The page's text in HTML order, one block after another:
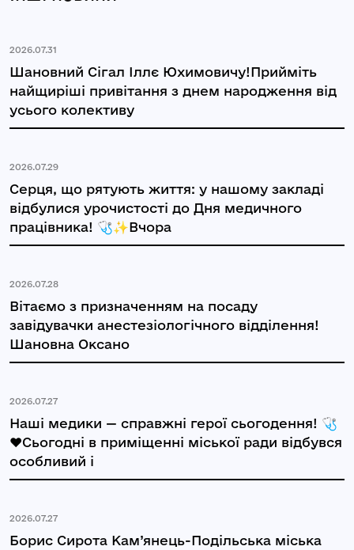
2026.07.31
Шановний Сігал Іллє Юхимовичу!Прийміть
найщиріші привітання з днем народження від
усього колективу
2026.07.29
Серця, що рятують життя: у нашому закладі
відбулися урочистості до Дня медичного
працівника! 🩺✨Вчора
2026.07.28
Вітаємо з призначенням на посаду
завідувачки анестезіологічного відділення!
Шановна Оксано
2026.07.27
Наші медики — справжні герої сьогодення! 🩺
❤️Сьогодні в приміщенні міської ради відбувся
особливий і
2026.07.27
Борис Сирота Кам’янець-Подільська міська